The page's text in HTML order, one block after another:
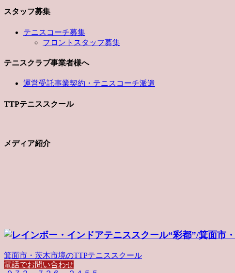
スタッフ募集
テニスコーチ募集
フロントスタッフ募集
テニスクラブ事業者様へ
運営受託事業契約・テニスコーチ派遣
TTPテニススクール
メディア紹介
箕面市・茨木市境のTTPテニススクール
電話でお問い合わせ